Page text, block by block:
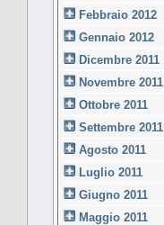
Febbraio 2012
Gennaio 2012
Dicembre 2011
Novembre 2011
Ottobre 2011
Settembre 2011
Agosto 2011
Luglio 2011
Giugno 2011
Maggio 2011